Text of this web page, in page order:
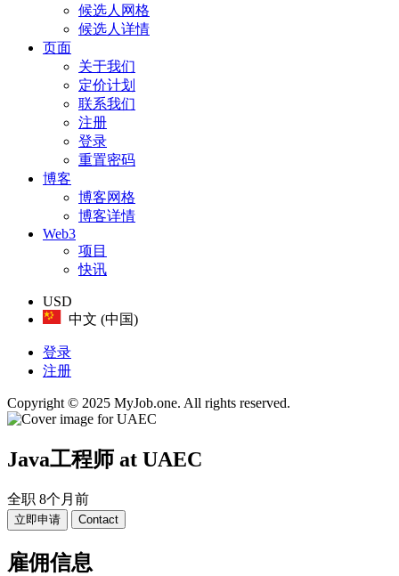
候选人网格
候选人详情
页面
关于我们
定价计划
联系我们
注册
登录
重置密码
博客
博客网格
博客详情
Web3
项目
快讯
USD
中文 (中国)
登录
注册
Copyright © 2025 MyJob.one. All rights reserved.
Java工程师 at UAEC
全职 8个月前
立即申请 Contact
雇佣信息